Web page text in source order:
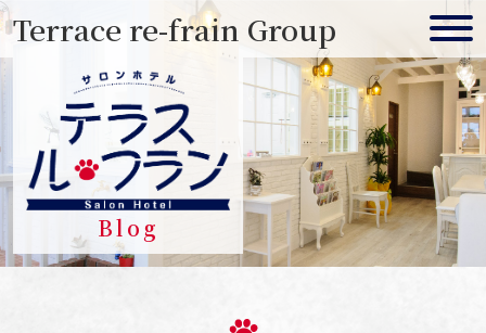
Skip
content
Terrace re-frain Group
Blog